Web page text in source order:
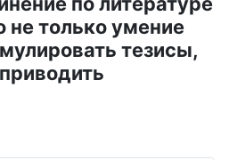
не только умение
тезисы,